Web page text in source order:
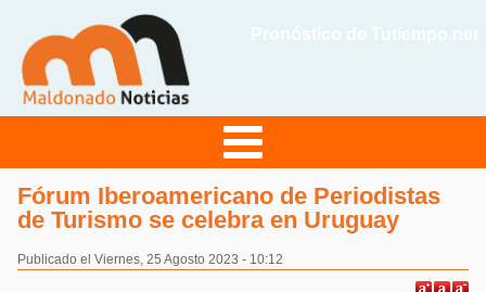
Fórum Iberoamericano de Periodistas
de Turismo se celebra en Uruguay
Publicado el Viernes, 25 Agosto 2023 - 10:12